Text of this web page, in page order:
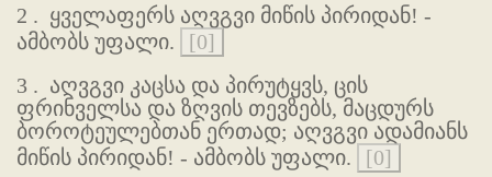
2 . ყველაფერს აღვგვი მიწის პირიდან! -
ამბობს უფალი.
[0]
3 . აღვგვი კაცსა და პირუტყვს, ცის
ფრინველსა და ზღვის თევზებს, მაცდურს
ბოროტეულებთან ერთად; აღვგვი ადამიანს
მიწის პირიდან! - ამბობს უფალი.
[0]